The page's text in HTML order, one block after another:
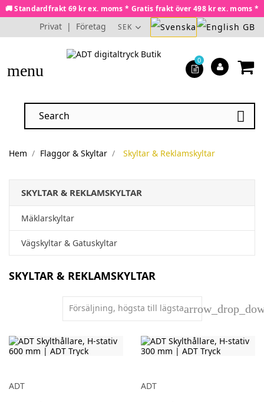
🚚 Standardfrakt 69 kr ex. moms * Gratis frakt över 498 kr ex. moms *
Privat | Företag SEK
menu

0
Hem Flaggor & Skyltar Skyltar & Reklamskyltar
SKYLTAR & REKLAMSKYLTAR
Mäklarskyltar
Vägskyltar & Gatuskyltar
SKYLTAR & REKLAMSKYLTAR
Försäljning, högsta till lägsta
ADT
ADT